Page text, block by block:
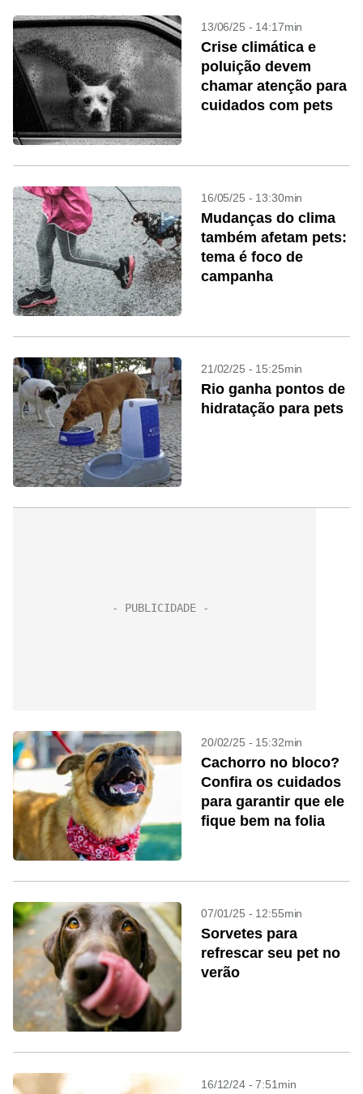
13/06/25 - 14:17min
Crise climática e
poluição devem
chamar atenção para
cuidados com pets
16/05/25 - 13:30min
Mudanças do clima
também afetam pets:
tema é foco de
campanha
21/02/25 - 15:25min
Rio ganha pontos de
hidratação para pets
20/02/25 - 15:32min
Cachorro no bloco?
Confira os cuidados
para garantir que ele
fique bem na folia
07/01/25 - 12:55min
Sorvetes para
refrescar seu pet no
verão
16/12/24 - 7:51min